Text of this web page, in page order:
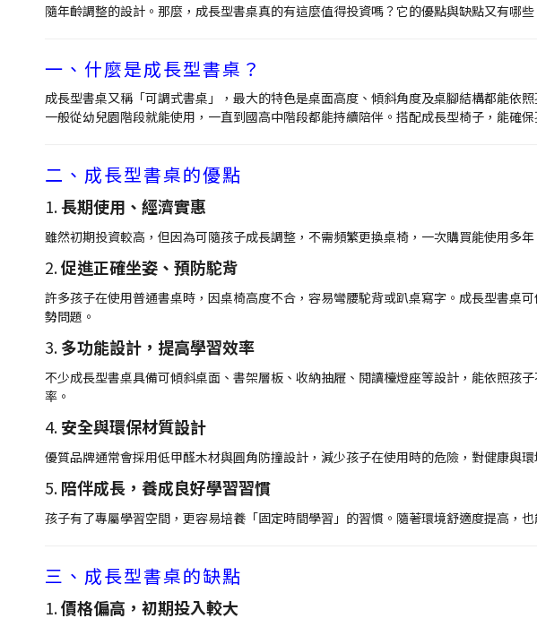
隨年齡調整的設計。那麼，成長型書桌真的有這麼值得投資嗎？它的優點與缺點又有哪
一、什麼是成長型書桌？
成長型書桌又稱「可調式書桌」，最大的特色是桌面高度、傾斜角度及桌腳結構都能依
一般從幼兒園階段就能使用，一直到國高中階段都能持續陪伴。搭配成長型椅子，能確
二、成長型書桌的優點
1.長期使用、經濟實惠
雖然初期投資較高，但因為可隨孩子成長調整，不需頻繁更換桌椅，一次購買能使用多年
2.促進正確坐姿、預防駝背
許多孩子在使用普通書桌時，因桌椅高度不合，容易彎腰駝背或趴桌寫字。成長型書桌
勢問題。
3.多功能設計，提高學習效率
不少成長型書桌具備可傾斜桌面、書架層板、收納抽屜、閱讀檯燈座等設計，能依照孩
率。
4.安全與環保材質設計
優質品牌通常會採用低甲醛木材與圓角防撞設計，減少孩子在使用時的危險，對健康與環
5.陪伴成長，養成良好學習習慣
孩子有了專屬學習空間，更容易培養「固定時間學習」的習慣。隨著環境舒適度提高，
三、成長型書桌的缺點
1.價格偏高，初期投入較大